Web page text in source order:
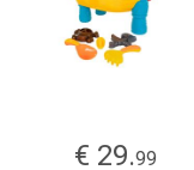
€ 29.99